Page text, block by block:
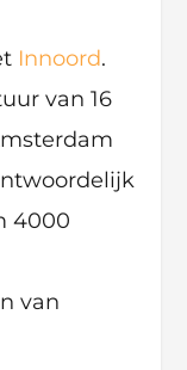
Innoord.
van 16
4000
van